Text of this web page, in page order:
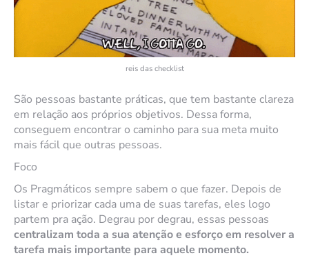
reis das checklist
São pessoas bastante práticas, que tem bastante clareza
em relação aos próprios objetivos. Dessa forma,
conseguem encontrar o caminho para sua meta muito
mais fácil que outras pessoas.
Foco
Os Pragmáticos sempre sabem o que fazer. Depois de
listar e priorizar cada uma de suas tarefas, eles logo
partem pra ação. Degrau por degrau, essas pessoas
centralizam toda a sua atenção e esforço em resolver a
tarefa mais importante para aquele momento.